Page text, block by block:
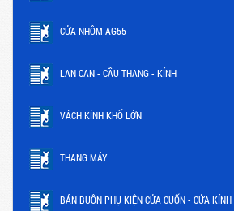
CỬA NHÔM AG55
LAN CAN - CẦU THANG - KÍNH
VÁCH KÍNH KHỔ LỚN
THANG MÁY
BÁN BUÔN PHỤ KIỆN CỬA CUỐN - CỬA KÍNH